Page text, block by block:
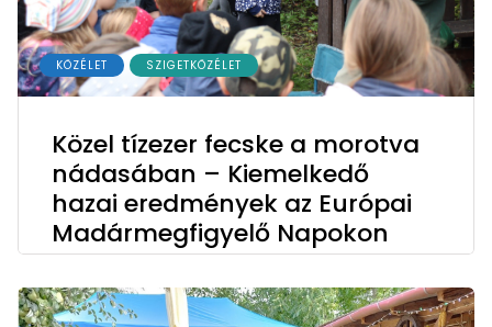
KÖZÉLET SZIGETKÖZÉLET
Közel tízezer fecske a morotva
nádasában – Kiemelkedő
hazai eredmények az Európai
Madármegfigyelő Napokon